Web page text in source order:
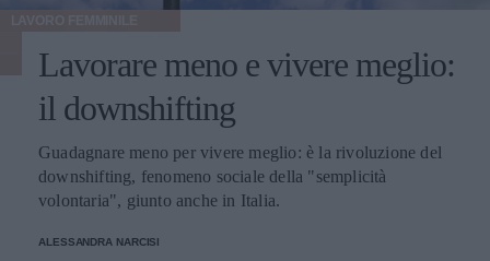
Lavorare meno e vivere meglio:
il downshifting
Guadagnare meno per vivere meglio: è la rivoluzione del
downshifting, fenomeno sociale della "semplicità
volontaria", giunto anche in Italia.
ALESSANDRA NARCISI